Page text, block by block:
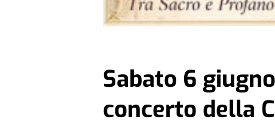
Sabato 6
concerto della